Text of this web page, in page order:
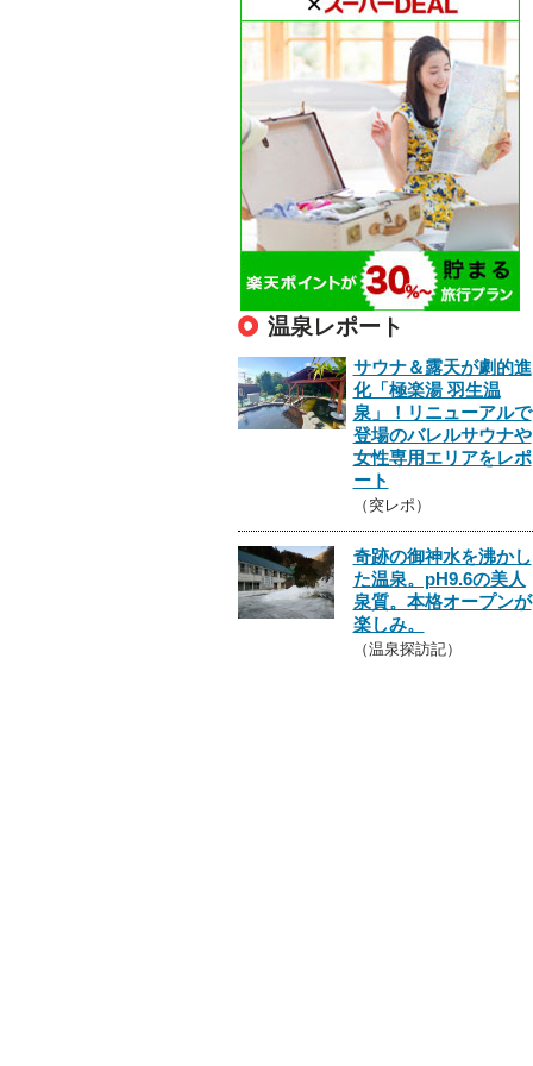
温泉レポート
サウナ＆露天が劇的進
化「極楽湯 羽生温
泉」！リニューアルで
登場のバレルサウナや
女性専用エリアをレポ
ート
（突レポ）
奇跡の御神水を沸かし
た温泉。pH9.6の美人
泉質。本格オープンが
楽しみ。
（温泉探訪記）